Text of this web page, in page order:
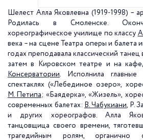
Шелест Алла Яковлевна (1919-1998) –
Родилась в Смоленске.
хореографическое училище по классу
века – на сцене Театра оперы и балета
годах преподавала классический танец
затем в Кировском театре и на
Консерватории. Исполнила главные
спектаклях («Лебединое озеро»,
М. Петипа; «Баядерка», «Жизель»,
современных балетах: В. Чабукиани, Р.
и других хореографов. Алла
танцовщица своего времени,
трагедийным ролям, органично